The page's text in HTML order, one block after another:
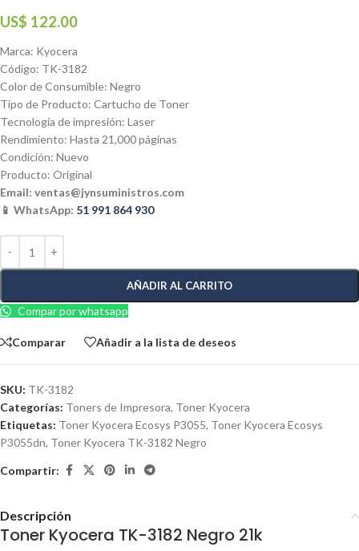
US$ 122.00
Marca: Kyocera
Código: TK-3182
Color de Consumible: Negro
Tipo de Producto: Cartucho de Toner
Tecnología de impresión: Laser
Rendimiento: Hasta 21,000 páginas
Condición: Nuevo
Producto: Original
Email: ventas@jynsuministros.com
📱 WhatsApp: 51 991 864 930
AÑADIR AL CARRITO
Compar por whatsapp
Comparar Añadir a la lista de deseos
SKU: TK-3182
Categorías: Toners de Impresora, Toner Kyocera
Etiquetas: Toner Kyocera Ecosys P3055, Toner Kyocera Ecosys
P3055dn, Toner Kyocera TK-3182 Negro
Compartir:
Descripción
Toner Kyocera TK-3182 Negro 21k